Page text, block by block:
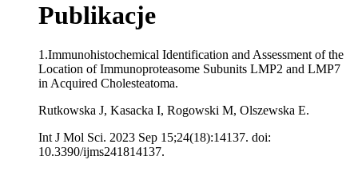
Publikacje
1.Immunohistochemical Identification and Assessment of the
Location of Immunoproteasome Subunits LMP2 and LMP7
in Acquired Cholesteatoma.
Rutkowska J, Kasacka I, Rogowski M, Olszewska E.
Int J Mol Sci. 2023 Sep 15;24(18):14137. doi:
10.3390/ijms241814137.